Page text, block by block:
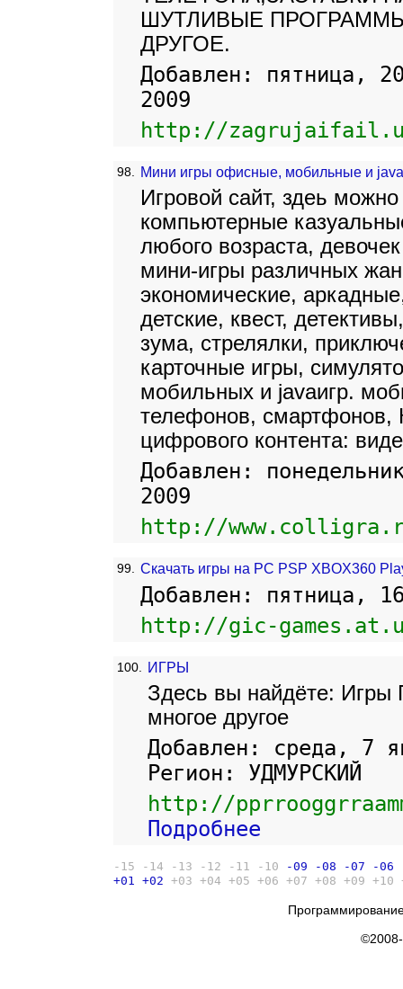
ШУТЛИВЫЕ
ДРУГОЕ.
Добавлен: пятница,
2009
http://
98. Мини игры офисные, мобильные и
Игровой сайт, здеь
компьютерные
любого возраста,
мини-игры различных
экономические,
детские, квест,
зума, стрелялки,
карточные игры,
мобильных и javaигр.
телефонов, смартфонов,
цифрового контента:
Добавлен:
2009
http://
99. Скачать игры на PC PSP XBOX360
Добавлен: пятница,
http://gic-
100. ИГРЫ
Здесь вы найдёте:
многое другое
Добавлен: среда, 7
Регион: УДМУРСКИЙ
http://
Подробнее
-15 -14 -13 -12 -11 -10 -09 -08 -07 -06
+01 +02 +03 +04 +05 +06 +07 +08 +09 +10